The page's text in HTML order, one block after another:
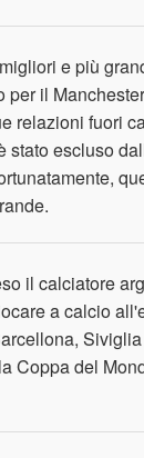
e più
il
relazioni fuori
stato escluso
il calciatore
a calcio
Coppa del